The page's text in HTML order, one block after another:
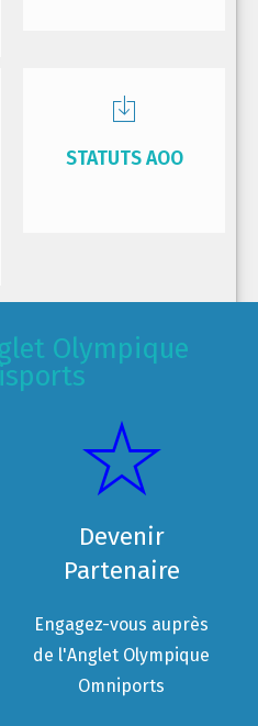
STATUTS AOO
Olympique
Devenir
Partenaire
Engagez-vous auprès
de l'Anglet Olympique
Omniports